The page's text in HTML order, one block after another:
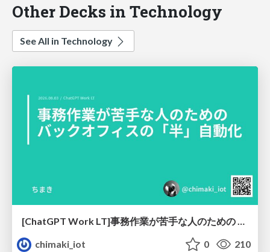
Other Decks in Technology
See All in Technology
chimaki_iot
0 210